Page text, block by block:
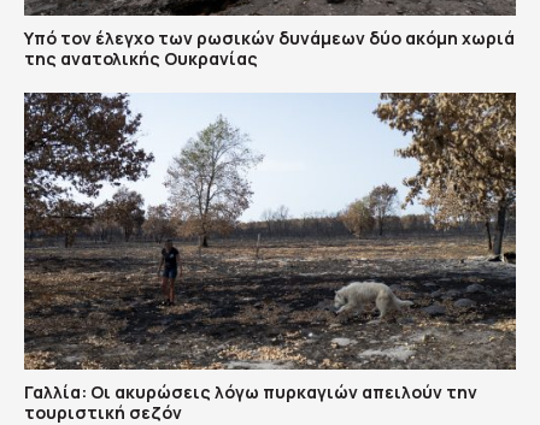
Υπό τον έλεγχο των ρωσικών δυνάμεων δύο ακόμη χωριά
της ανατολικής Ουκρανίας
Γαλλία: Οι ακυρώσεις λόγω πυρκαγιών απειλούν την
τουριστική σεζόν